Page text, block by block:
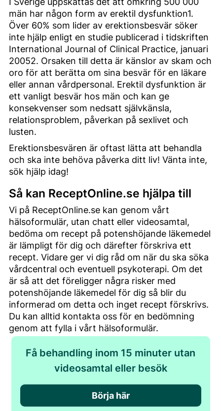
män har någon form av erektil dysfunktion1.
Över 60% som lider av erektionsbesvär söker
inte hjälp enligt en studie publicerad i tidskriften
International Journal of Clinical Practice, januari
20052. Orsaken till detta är känslor av skam och
oro för att berätta om sina besvär för en läkare
eller annan vårdpersonal. Erektil dysfunktion är
ett vanligt besvär hos män och kan ge
konsekvenser som nedsatt självkänsla,
relationsproblem, påverkan på sexlivet och
lusten.
Erektionsbesvären är oftast lätta att behandla
och ska inte behöva påverka ditt liv! Vänta inte,
sök hjälp idag!
Så kan ReceptOnline.se hjälpa till
Vi på ReceptOnline.se kan genom vårt
hälsoformulär, utan chatt eller videosamtal,
bedöma om recept på potenshöjande läkemedel
är lämpligt för dig och därefter förskriva ett
recept. Vidare ger vi dig råd om när du ska söka
vårdcentral och eventuell psykoterapi. Om det
är så att det föreligger några risker med
potenshöjande läkemedel för dig så blir du
informerad om detta och inget recept förskrivs.
Du kan alltid kontakta oss för en bedömning
genom att fylla i vårt hälsoformulär.
Få behandling inom 15 minuter utan
videosamtal eller besök
Börja här